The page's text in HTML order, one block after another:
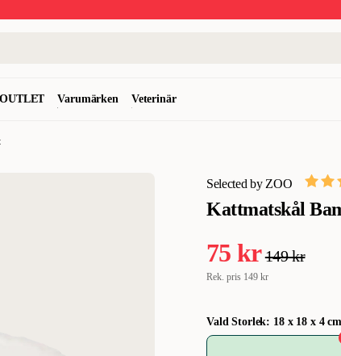
OUTLET Varumärken Veterinär
Selected by ZOO
Kattmatskål
75 kr149 kr
Rek. pris 149 kr
Vald Storlek: 18 x 18 x 4 cm